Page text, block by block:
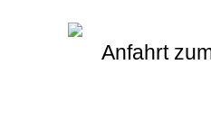
Anfahrt